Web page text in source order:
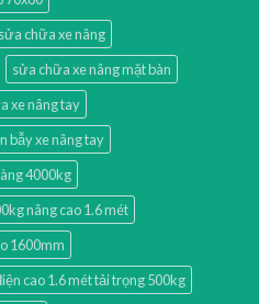
sửa chữa xe nâng
sửa chữa xe nâng mặt bàn
xe nâng tay
bẫy xe nâng tay
4000kg
nâng cao 1.6 mét
1600mm
cao 1.6 mét tải trọng 500kg